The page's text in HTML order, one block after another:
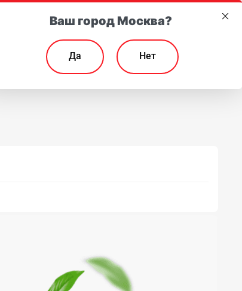
Ваш город Москва?
Да Нет